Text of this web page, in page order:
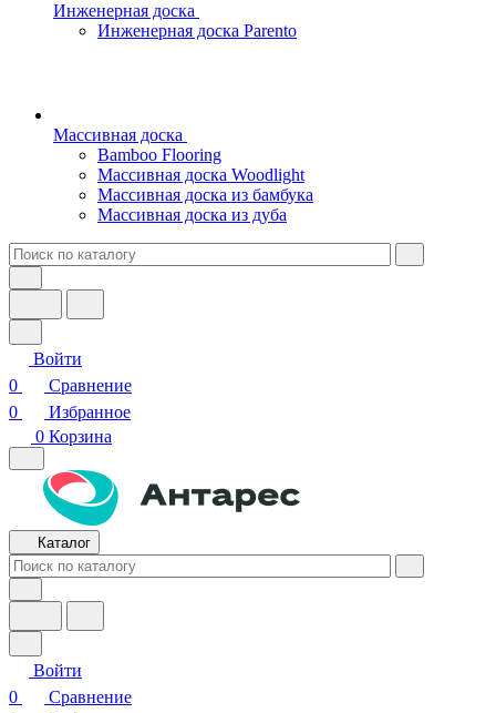
Инженерная доска
Инженерная доска Parento
Массивная доска
Bamboo Flooring
Массивная доска Woodlight
Массивная доска из бамбука
Массивная доска из дуба
Войти
0
Сравнение
0
Избранное
0 Корзина
Каталог
Войти
0
Сравнение